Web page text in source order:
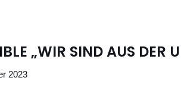
„WIR SIND AUS DER
2023